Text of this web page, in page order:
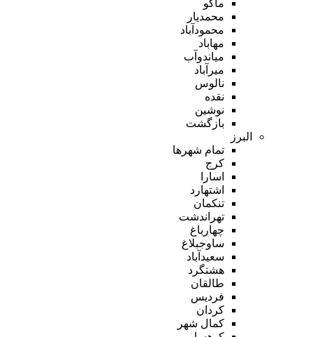
ماکو
محمدیار
محمودآباد
مهاباد
میاندوآب
میرآباد
نالوس
نقده
نوشین
بازگشت
البرز
تمام شهر‌ها
کرج
اسارا
اشتهارد
تنکمان
تهراندشت
چهارباغ
ساوجبلاغ
سعیدآباد
هشتگرد
طالقان
فردیس
کردان
کمال شهر